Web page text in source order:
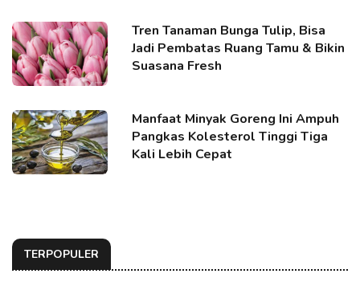
Tren Tanaman Bunga Tulip, Bisa
Jadi Pembatas Ruang Tamu & Bikin
Suasana Fresh
Manfaat Minyak Goreng Ini Ampuh
Pangkas Kolesterol Tinggi Tiga
Kali Lebih Cepat
TERPOPULER